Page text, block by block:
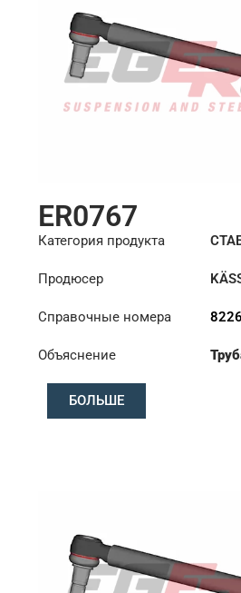
ER0767
Категория продукта
Продюсер
Справочные номера
Объяснение
БОЛЬШЕ